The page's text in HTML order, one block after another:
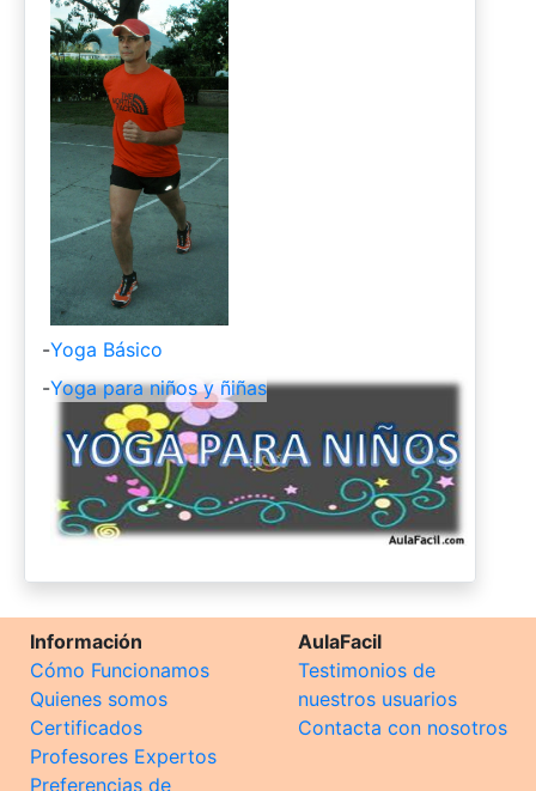
-Yoga Básico
-Yoga para niños y ñiñas
Información
Cómo Funcionamos
Quienes somos
Certificados
Profesores Expertos
Preferencias de
AulaFacil
Testimonios de
nuestros usuarios
Contacta con nosotros